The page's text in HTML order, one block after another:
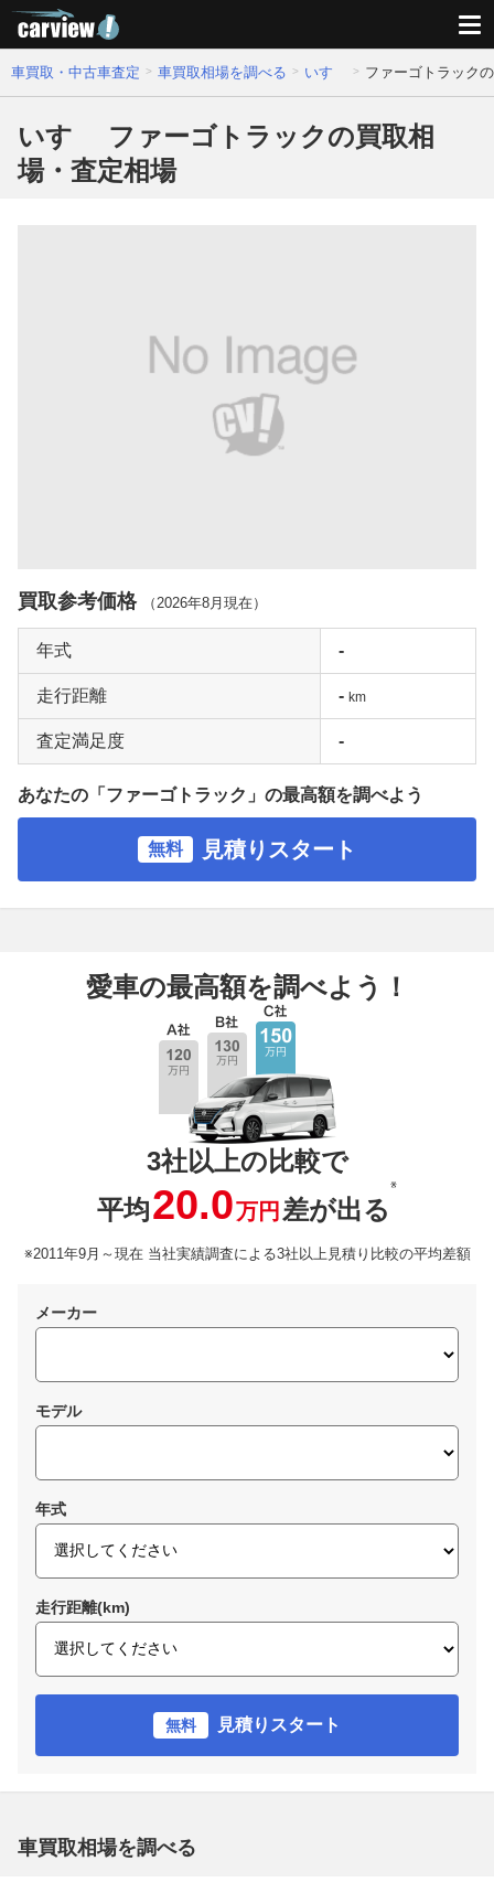
車買取・中古車査定 車買取相場を調べる いすゞ ファーゴトラック
いすゞ ファーゴトラックの買取相
場・査定相場
買取参考価格 （2026年8月 現在）
年式 -
走行距離 - km
査定満足度 -
あなたの「ファーゴトラック」の最高額を調べよう
無料 見積りスタート
愛車の最高額を調べよう！
3社以上の比較で
平均20.0万円 差が出る
※
※2011年9月～現在 当社実績調査による3社以上見積り比較の平均差額
メーカー
モデル
年式
走行距離(km)
無料 見積りスタート
車買取相場を調べる